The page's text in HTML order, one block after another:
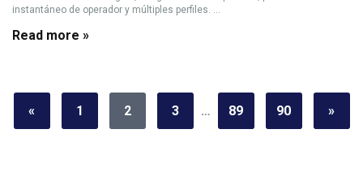
instantáneo de operador y múltiples perfiles. ...
Read more »
« 1 2 3 … 89 90 »